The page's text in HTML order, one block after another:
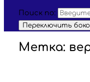
Поиск по:
Переключить
Метка: